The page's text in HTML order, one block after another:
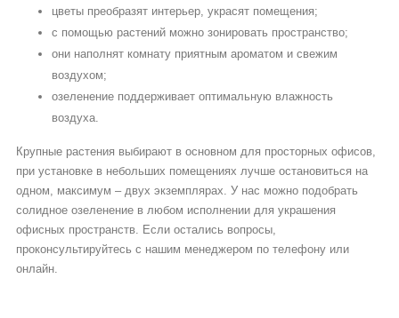
цветы преобразят интерьер, украсят помещения;
с помощью растений можно зонировать пространство;
они наполнят комнату приятным ароматом и свежим
воздухом;
озеленение поддерживает оптимальную влажность
воздуха.
Крупные растения выбирают в основном для просторных офисов,
при установке в небольших помещениях лучше остановиться на
одном, максимум – двух экземплярах. У нас можно подобрать
солидное озеленение в любом исполнении для украшения
офисных пространств. Если остались вопросы,
проконсультируйтесь с нашим менеджером по телефону или
онлайн.